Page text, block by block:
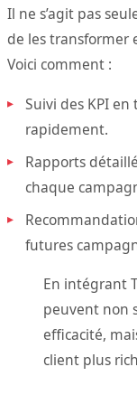
Il ne s’agit pas
de les transformer
Voici comment :
Suivi des KPI
rapidement.
Rapports
chaque
futures
En intégrant
peuvent non
efficacité,
client plus